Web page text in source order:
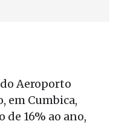
Aeroporto
em Cumbica,
de 16% ao ano,